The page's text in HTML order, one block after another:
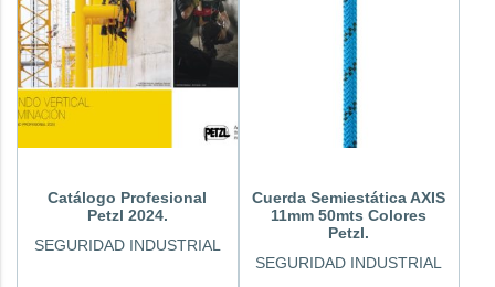
Catálogo Profesional
Petzl 2024.
SEGURIDAD INDUSTRIAL
Cuerda Semiestática AXIS
11mm 50mts Colores
Petzl.
SEGURIDAD INDUSTRIAL